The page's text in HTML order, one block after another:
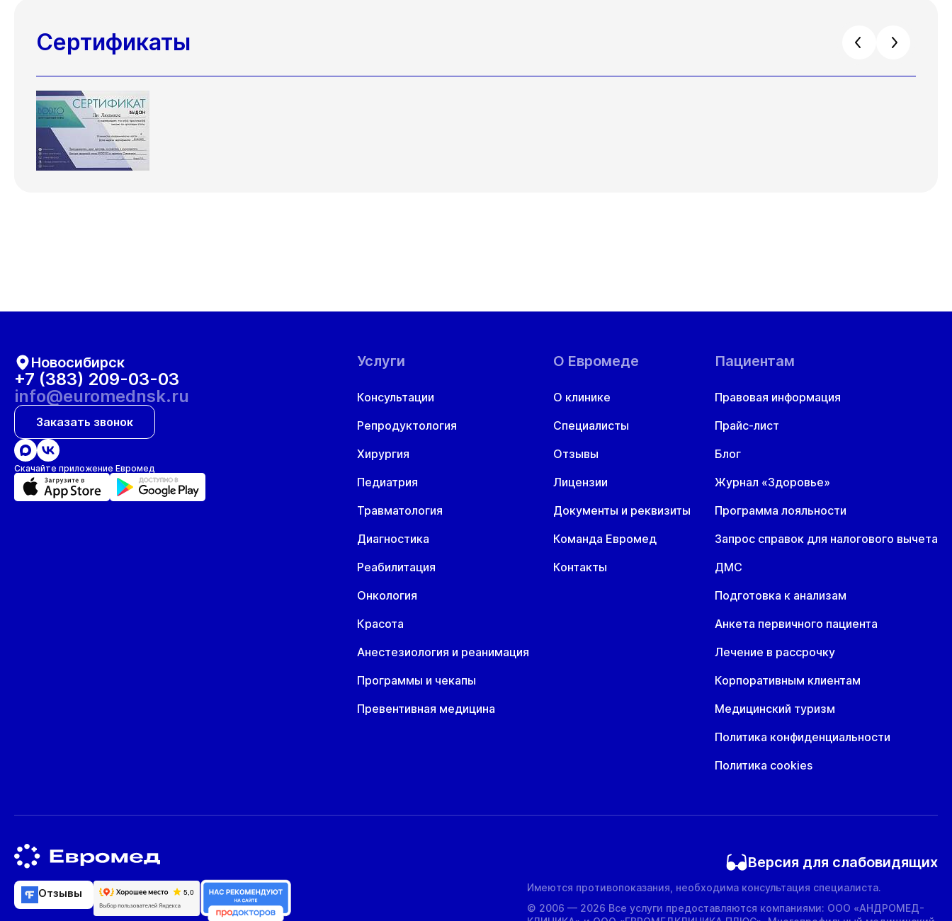
Сертификаты
Новосибирск
+7 (383) 209-03-03
info@euromednsk.ru
Заказать звонок
Скачайте приложение Евромед
Услуги
Консультации
Репродуктология
Хирургия
Педиатрия
Травматология
Диагностика
Реабилитация
Онкология
Красота
Анестезиология и реанимация
Программы и чекапы
Превентивная медицина
О Евромеде
О клинике
Специалисты
Отзывы
Лицензии
Документы и реквизиты
Команда Евромед
Контакты
Пациентам
Правовая информация
Прайс-лист
Блог
Журнал «Здоровье»
Программа лояльности
Запрос справок для налогового вычета
ДМС
Подготовка к анализам
Анкета первичного пациента
Лечение в рассрочку
Корпоративным клиентам
Медицинский туризм
Политика конфиденциальности
Политика cookies
Версия для слабовидящих
Отзывы
Имеются противопоказания, необходима консультация специалиста.
© 2006 — 2026 Все услуги предоставляются компаниями: ООО «АНДРОМЕД-